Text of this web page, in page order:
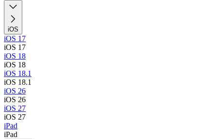
iOS
iOS 17
iOS 17
iOS 18
iOS 18
iOS 18.1
iOS 18.1
iOS 26
iOS 26
iOS 27
iOS 27
iPad
iPad